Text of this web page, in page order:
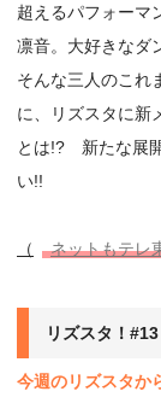
超えるパフォーマ
凛音。大好きなダ
そんな三人のこ
に、リズスタに
とは!? 新たな展
い!!
（ ネットもテレ
リズスタ！
今週のリズスタか